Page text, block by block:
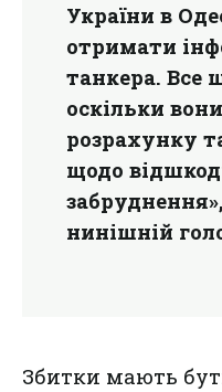
України в
отримати
танкера. Все
оскільки
розрахунку
щодо
нинішній
Збитки мають